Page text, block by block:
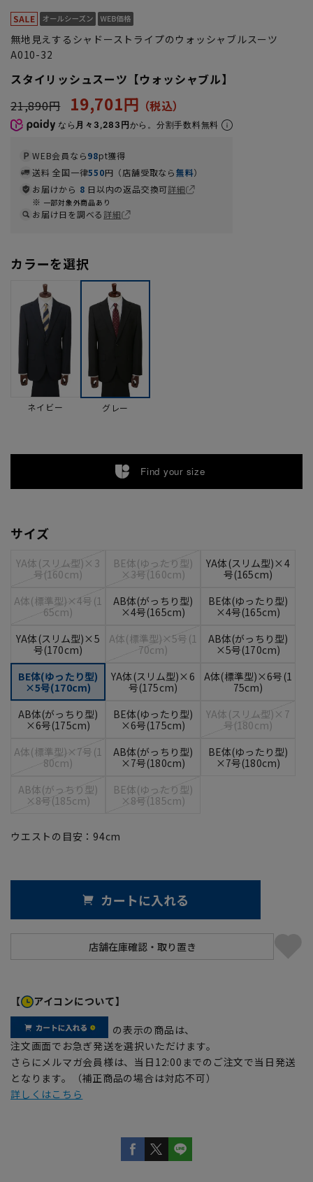
無地見えするシャドーストライプのウォッシャブルスーツ
A010-32
スタイリッシュスーツ【ウォッシャブル】
21,890円
19,701円
なら 月々3,283円から。分割手数料無料
WEB会員なら98pt獲得
送料 全国一律550円（店舗受取なら無料）
お届けから 8 日以内の返品交換可詳細
一部対象外商品あり
お届け日を調べる詳細
カラーを選択
ネイビー グレー
Find your size
サイズ
YA体(スリム型)×3
号(160cm)
BE体(ゆったり型)
×3号(160cm)
YA体(スリム型)×4
号(165cm)
A体(標準型)×4号(1
65cm)
AB体(がっちり型)
×4号(165cm)
BE体(ゆったり型)
×4号(165cm)
YA体(スリム型)×5
号(170cm)
A体(標準型)×5号(1
70cm)
AB体(がっちり型)
×5号(170cm)
BE体(ゆったり型)
×5号(170cm)
YA体(スリム型)×6
号(175cm)
A体(標準型)×6号(1
75cm)
AB体(がっちり型)
×6号(175cm)
BE体(ゆったり型)
×6号(175cm)
YA体(スリム型)×7
号(180cm)
A体(標準型)×7号(1
80cm)
AB体(がっちり型)
×7号(180cm)
BE体(ゆったり型)
×7号(180cm)
AB体(がっちり型)
×8号(185cm)
BE体(ゆったり型)
×8号(185cm)
ウエストの目安： 94cm
カートに入れる
【 アイコンについて】
の表示の商品は、
注文画面でお急ぎ発送を選択いただけます。
さらにメルマガ会員様は、当日12:00までのご注文で当日発送
となります。（補正商品の場合は対応不可）
詳しくはこちら